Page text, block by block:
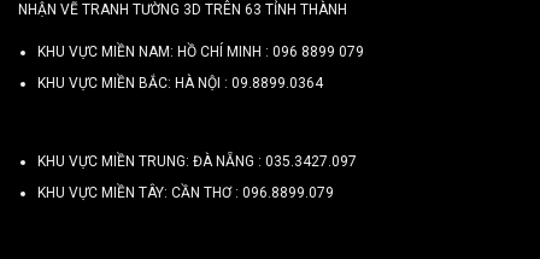
NHẬN VẼ TRANH TƯỜNG 3D TRÊN 63 TỈNH THÀNH
KHU VỰC MIỀN NAM: HỒ CHÍ MINH : 096 8899 079
KHU VỰC MIỀN BẮC: HÀ NỘI : 09.8899.0364
KHU VỰC MIỀN TRUNG: ĐÀ NẴNG : 035.3427.097
KHU VỰC MIỀN TÂY: CẦN THƠ : 096.8899.079